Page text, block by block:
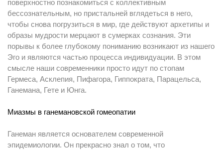
поверхностно познакомиться с коллективным
бессознательным, но пристальней вглядеться в него,
чтобы снова погрузиться в мир, где действуют архетипы и
образы мудрости мерцают в сумерках сознания. Эти
порывы к более глубокому пониманию возникают из нашего
Эго и являются частью процесса индивидуации. В этом
смысле наши современники просто идут по стопам
Гермеса, Асклепия, Пифагора, Гиппократа, Парацельса,
Ганемана, Гете и Юнга.
Миазмы в ганемановской гомеопатии
Ганеман является основателем современной
эпидемиологии. Он прекрасно знал о том, что